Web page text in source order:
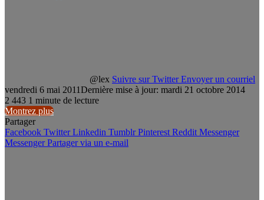
@lex Suivre sur Twitter Envoyer un courriel
vendredi 6 mai 2011Dernière mise à jour: mardi 21 octobre 2014
2 443 1 minute de lecture
Montrez plus
Partager
Facebook Twitter Linkedin Tumblr Pinterest Reddit Messenger
Messenger Partager via un e-mail